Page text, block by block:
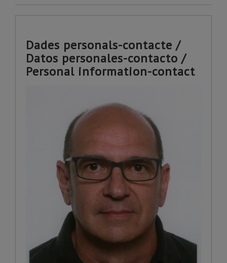
Dades personals-contacte /
Datos personales-contacto /
Personal information-contact